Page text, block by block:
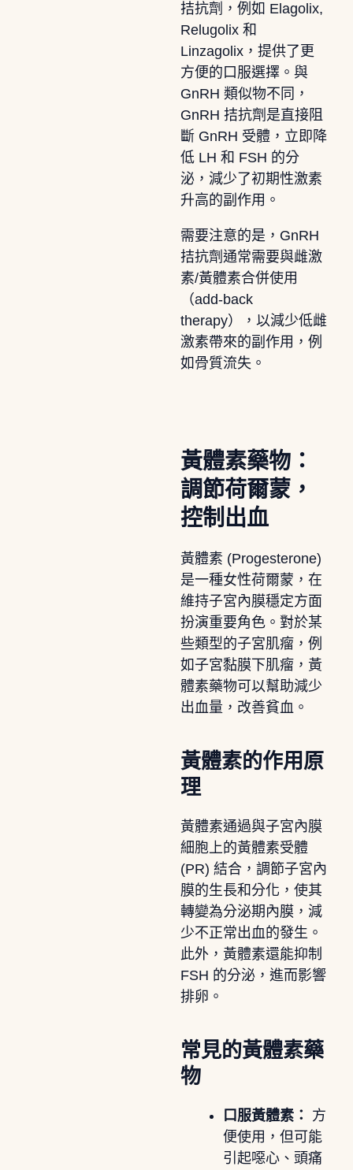
拮抗劑，例如 Elagolix,
Relugolix 和
Linzagolix，提供了更
方便的口服選擇。與
GnRH 類似物不同，
GnRH 拮抗劑是直接阻
斷 GnRH 受體，立即降
低 LH 和 FSH 的分
泌，減少了初期性激素
升高的副作用。
需要注意的是，GnRH
拮抗劑通常需要與雌激
素/黃體素合併使用
（add-back
therapy），以減少低雌
激素帶來的副作用，例
如骨質流失。
黃體素藥物：
調節荷爾蒙，
控制出血
黃體素 (Progesterone)
是一種女性荷爾蒙，在
維持子宮內膜穩定方面
扮演重要角色。對於某
些類型的子宮肌瘤，例
如子宮黏膜下肌瘤，黃
體素藥物可以幫助減少
出血量，改善貧血。
黃體素的作用原
理
黃體素通過與子宮內膜
細胞上的黃體素受體
(PR) 結合，調節子宮內
膜的生長和分化，使其
轉變為分泌期內膜，減
少不正常出血的發生。
此外，黃體素還能抑制
FSH 的分泌，進而影響
排卵。
常見的黃體素藥
物
口服黃體素：
方
便使用，但可能
引起噁心、頭痛